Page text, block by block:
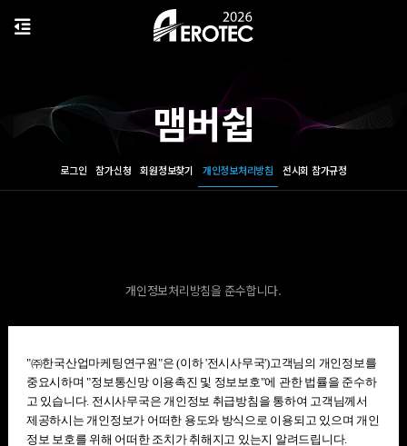
맴버쉽
로그인 참가신청 회원정보찾기 개인정보처리방침 전시회 참가규정
개인정보처리방침을 준수합니다.
"㈜한국산업마케팅연구원"은 (이하 '전시사무국')고객님의 개인정보를
중요시하며 "정보통신망 이용촉진 및 정보보호"에 관한 법률을 준수하
고 있습니다. 전시사무국은 개인정보 취급방침을 통하여 고객님께서
제공하시는 개인정보가 어떠한 용도와 방식으로 이용되고 있으며 개인
정보 보호를 위해 어떠한 조치가 취해지고 있는지 알려드립니다.